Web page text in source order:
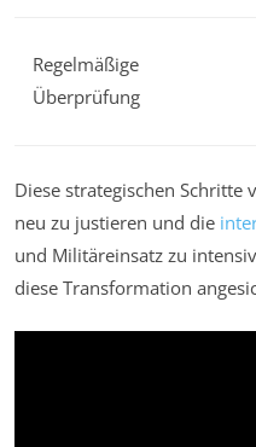
Regelmäßige
Überprüfung
Diese strategischen
neu zu justieren und die
und Militäreinsatz zu
diese Transformation